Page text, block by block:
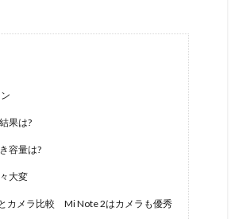
果は?
容量は?
大変
カメラ比較 Mi Note 2はカメラも優秀